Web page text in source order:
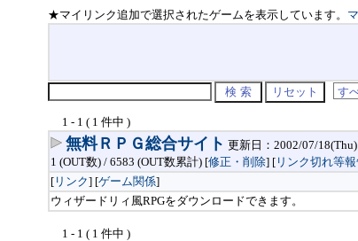
★マイリンク追加で選択されたゲームを表示しています。
1 - 1 ( 1 件中 )
無料ＲＰＧ総合サイト 更新日：2002/07/
1 (OUT数) / 6583 (OUT数累計) [修正・削除] [リンク切れ等
[リンク] [ゲーム関係]
ウィザードリィ風RPGをダウンロードできます。
1 - 1 ( 1 件中 )